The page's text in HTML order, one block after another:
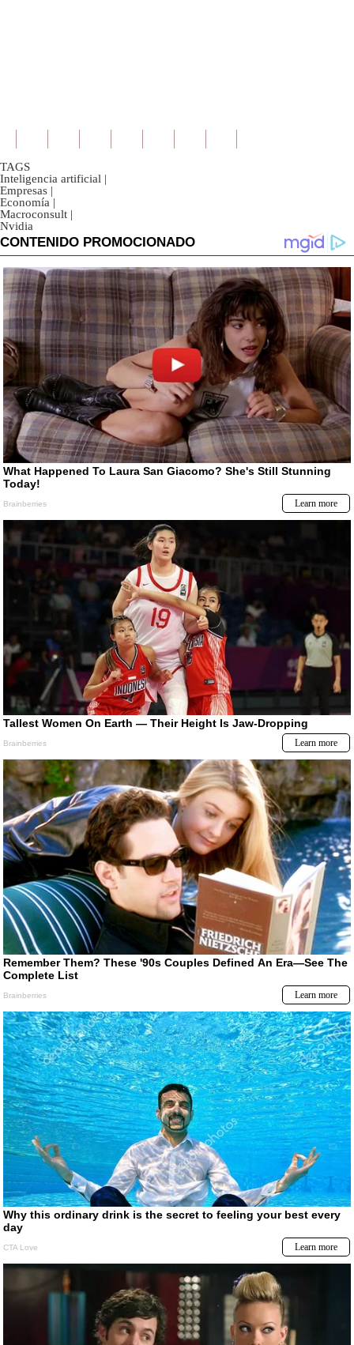
TAGS
Inteligencia artificial |
Empresas |
Economía |
Macroconsult |
Nvidia